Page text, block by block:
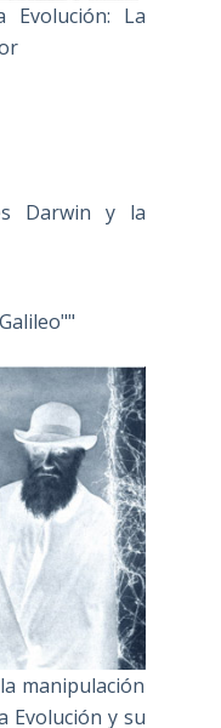
La
Darwin y la
manipulación
Evolución y su